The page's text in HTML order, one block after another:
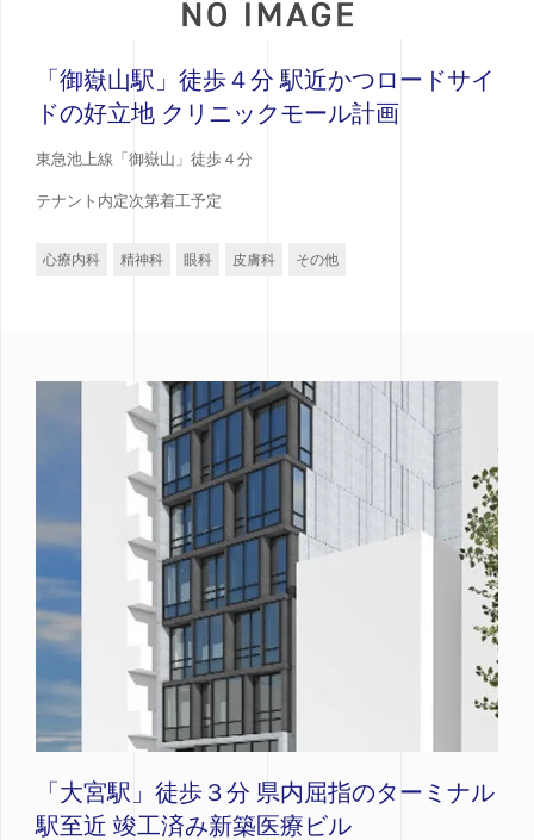
「御嶽山駅」徒歩４分 駅近かつロードサイ
ドの好立地 クリニックモール計画
東急池上線「御嶽山」徒歩４分
テナント内定次第着工予定
心療内科 精神科 眼科 皮膚科 その他
「大宮駅」徒歩３分 県内屈指のターミナル
駅至近 竣工済み新築医療ビル